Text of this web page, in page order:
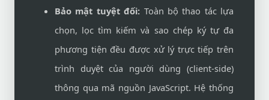
Bảo mật tuyệt đối: Toàn bộ thao tác lựa
chọn, lọc tìm kiếm và sao chép ký tự đa
phương tiện đều được xử lý trực tiếp trên
trình duyệt của người dùng (client-side)
thông qua mã nguồn JavaScript. Hệ thống